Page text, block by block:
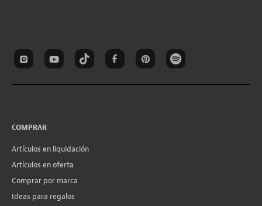
COMPRAR
Artículos en liquidación
Artículos en oferta
Comprar por marca
Ideas para regalos